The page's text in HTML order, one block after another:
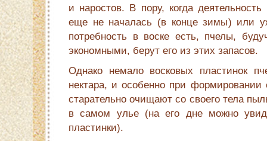
и наростов. В пору, когда
еще не началась (в конце зимы) или
потребность в воске есть, пчелы,
экономными, берут его из этих запасов.
Однако немало восковых пластинок
нектара, и особенно при формировании
старательно очищают со своего тела
в самом улье (на его дне можно
пластинки).